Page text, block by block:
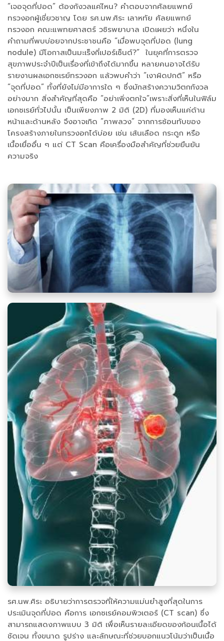
“เจอจุดที่ปอด” ต้องกังวลแค่ไหน? คำตอบจากศัลยแพทย์
ทรวงอกผู้เชี่ยวชาญ โดย รศ.นพ.ศิระ เลาหทัย ศัลยแพทย์
ทรวงอก คณะแพทยศาสตร์ วชิรพยาบาล เปิดเผยว่า หนึ่งใน
คำถามที่พบบ่อยจากประชาชนคือ “เมื่อพบจุดที่ปอด (lung
nodule) มีโอกาสเป็นมะเร็งกี่เปอร์เซ็นต์?” ในยุคที่การตรวจ
สุขภาพประจำปีเป็นเรื่องที่เข้าถึงได้มากขึ้น หลายคนอาจได้รับ
รายงานผลเอกซเรย์ทรวงอก แล้วพบคำว่า “เงาผิดปกติ” หรือ
“จุดที่ปอด” ทั้งที่ยังไม่มีอาการใด ๆ ซึ่งมักสร้างความวิตกกังวล
อย่างมาก สิ่งสำคัญที่สุดคือ “อย่าเพิ่งตกใจ”เพราะสิ่งที่เห็นในฟิล์ม
เอกซเรย์ทั่วไปนั้น เป็นเพียงภาพ 2 มิติ (2D) ที่มองเห็นแค่ด้าน
หน้าและด้านหลัง จึงอาจเกิด “ภาพลวง” จากการซ้อนทับของ
โครงสร้างภายในทรวงอกได้บ่อย เช่น เส้นเลือด กระดูก หรือ
เนื้อเยื่ออื่น ๆ แต่ CT Scan คือเครื่องมือสำคัญที่ช่วยยืนยัน
ความจริง
รศ.นพ.ศิระ อธิบายว่าการตรวจที่ให้ความแม่นยำสูงที่สุดในการ
ประเมินจุดที่ปอด คือการ เอกซเรย์คอมพิวเตอร์ (CT scan) ซึ่ง
สามารถแสดงภาพแบบ 3 มิติ เพื่อเห็นรายละเอียดของก้อนเนื้อได้
ชัดเจน ทั้งขนาด รูปร่าง และลักษณะที่ช่วยบอกแนวโน้มว่าเป็นเนื้อ